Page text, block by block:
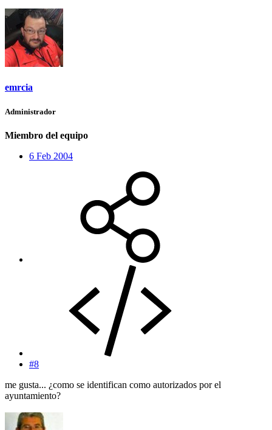
emrcia
Administrador
Miembro del equipo
6 Feb 2004
#8
me gusta... ¿como se identifican como autorizados por el
ayuntamiento?